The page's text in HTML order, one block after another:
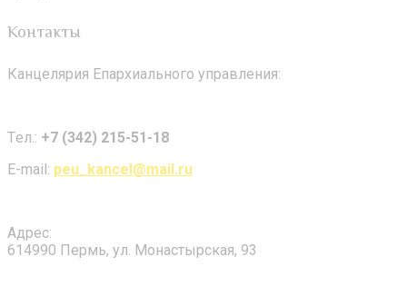
Контакты
Канцелярия Епархиального управления:
Tел.: +7 (342) 215-51-18
E-mail: peu_kancel@mail.ru
Адрес:
614990 Пермь, ул. Монастырская, 93